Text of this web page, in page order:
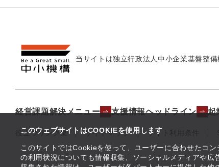
このウェブサイトはCOOKIEを使用します
このサイトではCookieを使って、ユーザーに合わせたコ
の利用状況についても情報収集、ソーシャルメディアや
当サイトは独立行政法人中小企業基盤整
経営課題解決メニュー 支援情報ヘッドライン 起
役立つリンク集 サイトマップ サイト利用条件